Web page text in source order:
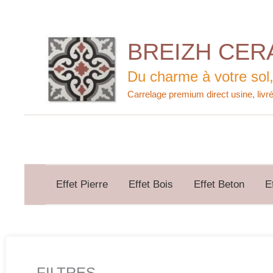
BREIZH
Du charme à votre
Effet Pierre Effet Bois Effet Beton